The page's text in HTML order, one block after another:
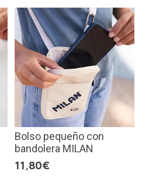
Bolso pequeño con
bandolera MILAN
11,80€